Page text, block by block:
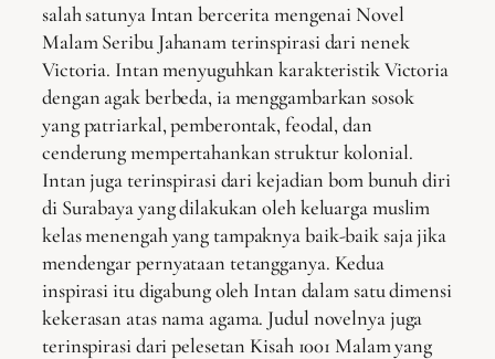
salah satunya Intan bercerita mengenai Novel
Malam Seribu Jahanam terinspirasi dari nenek
Victoria. Intan menyuguhkan karakteristik Victoria
dengan agak berbeda, ia menggambarkan sosok
yang patriarkal, pemberontak, feodal, dan
cenderung mempertahankan struktur kolonial.
Intan juga terinspirasi dari kejadian bom bunuh diri
di Surabaya yang dilakukan oleh keluarga muslim
kelas menengah yang tampaknya baik-baik saja jika
mendengar pernyataan tetangganya. Kedua
inspirasi itu digabung oleh Intan dalam satu dimensi
kekerasan atas nama agama. Judul novelnya juga
terinspirasi dari pelesetan Kisah 1001 Malam yang